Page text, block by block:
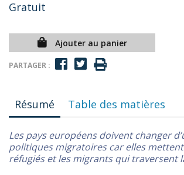
Gratuit
Ajouter au panier
PARTAGER :
Résumé Table des matières
Les pays européens doivent changer
politiques migratoires car elles
réfugiés et les migrants qui traversent